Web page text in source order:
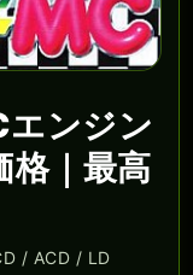
ンジン
格｜最高
/ ACD / LD